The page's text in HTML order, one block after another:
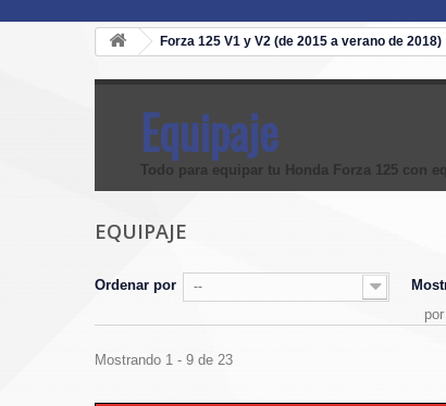
Forza 125 V1 y V2 (de 2015 a verano de 2018)
Equipaje
Todo para equipar tu Honda Forza 125 con
EQUIPAJE
Ordenar por --
Mostrando 1 - 9 de 23